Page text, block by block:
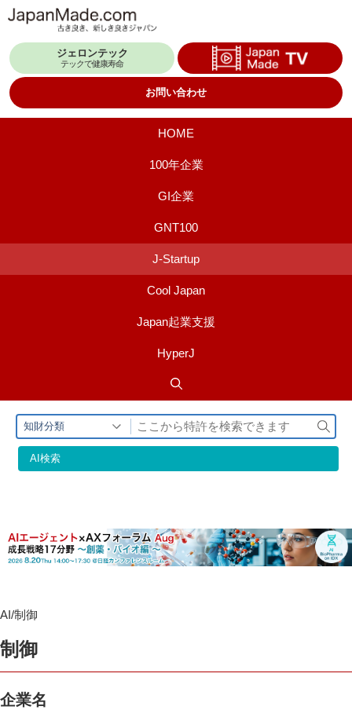
テ
ジェロンテック
テックで健康寿命
お問い合わせ
HOME
100年企業
GI企業
GNT100
J-Startup
Cool Japan
Japan起業支援
HyperJ
知財分類
検
索
AI検索
AI/制御
制御
企業名